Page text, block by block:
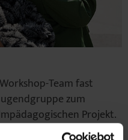
Team fast
zum
Projekt.
ist der Meinung, dass